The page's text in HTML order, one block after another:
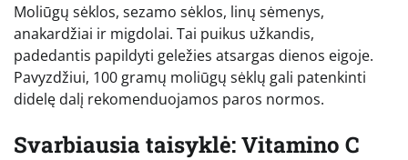
Moliūgų sėklos, sezamo sėklos, linų sėmenys,
anakardžiai ir migdolai. Tai puikus užkandis,
padedantis papildyti geležies atsargas dienos eigoje.
Pavyzdžiui, 100 gramų moliūgų sėklų gali patenkinti
didelę dalį rekomenduojamos paros normos.
Svarbiausia taisyklė: Vitamino C